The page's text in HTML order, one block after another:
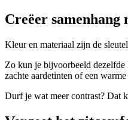
Creëer
Kleur en materiaal zijn de
Zo kun je bijvoorbeeld dezelfde
zachte aardetinten of een
Durf je wat meer contrast? Dat